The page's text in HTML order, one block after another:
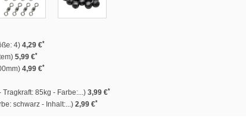
4) 4,29 €*
5,99 €*
4,99 €*
85kg - Farbe:...) 3,99 €*
schwarz - Inhalt:...) 2,99 €*